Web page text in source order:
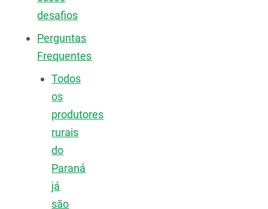
desafios
Perguntas
Frequentes
Todos
os
produtores
rurais
do
Paraná
já
são